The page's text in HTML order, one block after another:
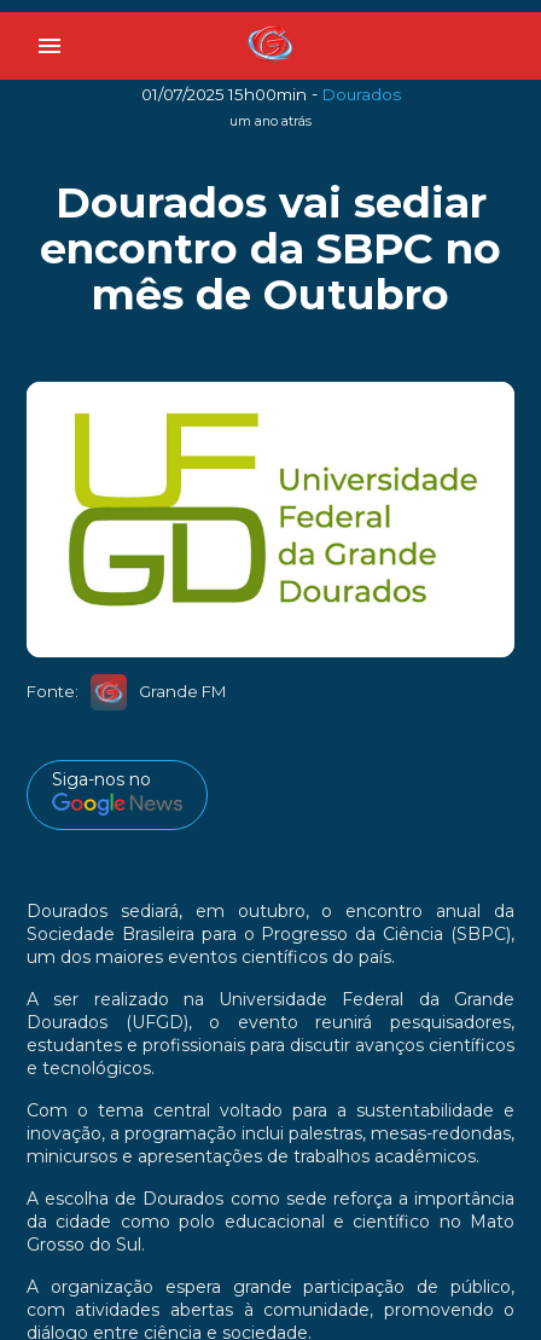
menu
01/07/2025 15h00min - Dourados
um ano atrás
Dourados vai sediar
encontro da SBPC no
mês de Outubro
Fonte: Grande FM
Siga-nos no
Dourados sediará, em outubro, o encontro anual da
Sociedade Brasileira para o Progresso da Ciência (SBPC),
um dos maiores eventos científicos do país.
A ser realizado na Universidade Federal da Grande
Dourados (UFGD), o evento reunirá pesquisadores,
estudantes e profissionais para discutir avanços científicos
e tecnológicos.
Com o tema central voltado para a sustentabilidade e
inovação, a programação inclui palestras, mesas-redondas,
minicursos e apresentações de trabalhos acadêmicos.
A escolha de Dourados como sede reforça a importância
da cidade como polo educacional e científico no Mato
Grosso do Sul.
A organização espera grande participação de público,
com atividades abertas à comunidade, promovendo o
diálogo entre ciência e sociedade.